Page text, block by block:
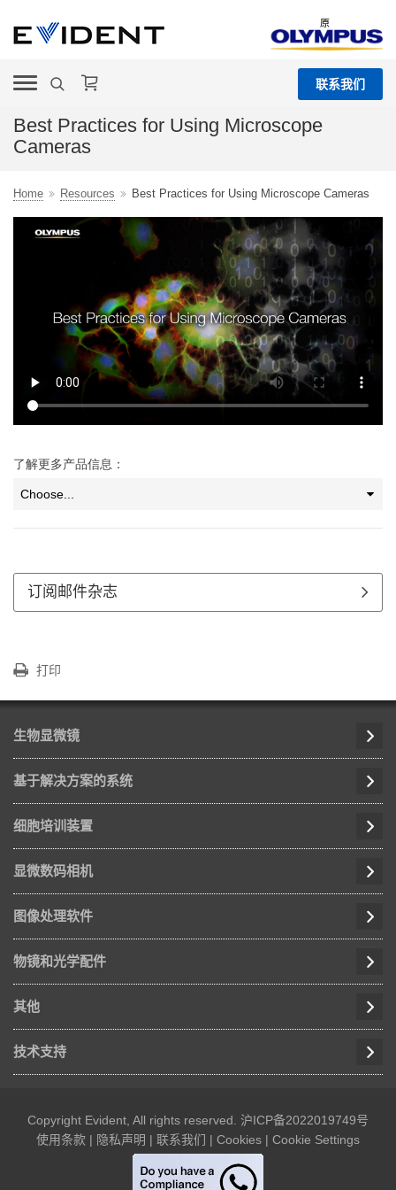
原
联系我们
Best Practices for Using Microscope
Cameras
Home Resources Best Practices for Using Microscope Cameras
了解更多产品信息：
订阅邮件杂志
打印
生物显微镜
基于解决方案的系统
细胞培训装置
显微数码相机
图像处理软件
物镜和光学配件
其他
技术支持
Copyright Evident, All rights reserved. 沪ICP备2022019749号
使用条款 | 隐私声明 | 联系我们 | Cookies | Cookie Settings